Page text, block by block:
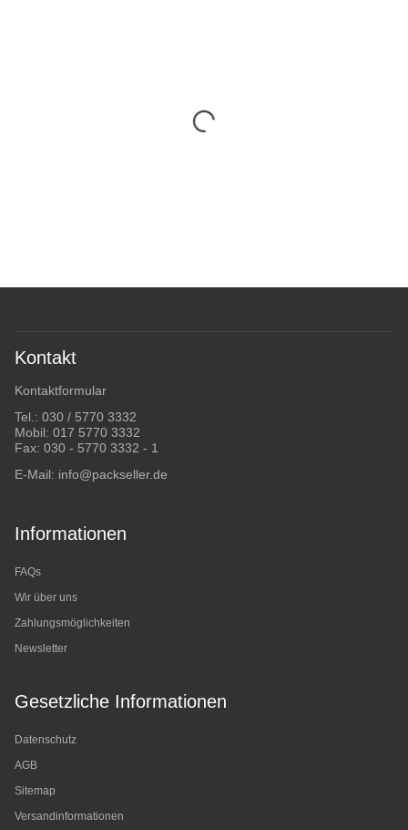
Kontakt
Kontaktformular
Tel.: 030 / 5770 3332
Mobil: 017 5770 3332
Fax: 030 - 5770 3332 - 1
E-Mail: info@packseller.de
Informationen
FAQs
Wir über uns
Zahlungsmöglichkeiten
Newsletter
Gesetzliche Informationen
Datenschutz
AGB
Sitemap
Versandinformationen